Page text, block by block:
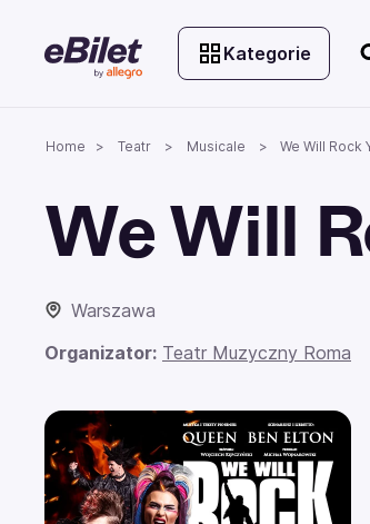
Kategorie
Home Teatr Musicale We Will Rock
We Will
Warszawa
Organizator: Teatr Muzyczny Roma